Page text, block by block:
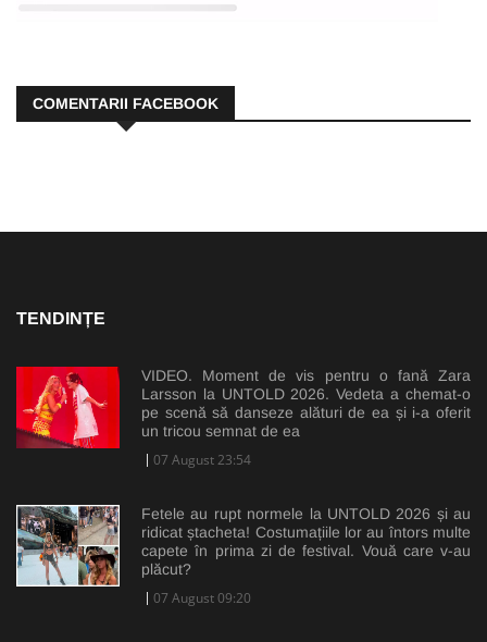
COMENTARII FACEBOOK
TENDINȚE
VIDEO. Moment de vis pentru o fană Zara
Larsson la UNTOLD 2026. Vedeta a chemat-o
pe scenă să danseze alături de ea și i-a oferit
un tricou semnat de ea
07 August 23:54
Fetele au rupt normele la UNTOLD 2026 și au
ridicat ștacheta! Costumațiile lor au întors multe
capete în prima zi de festival. Vouă care v-au
plăcut?
07 August 09:20